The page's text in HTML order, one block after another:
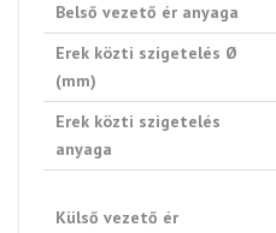
Belső vezető ér anyaga
Erek közti szigetelés Ø
(mm)
Erek közti szigetelés
anyaga
Külső vezető ér